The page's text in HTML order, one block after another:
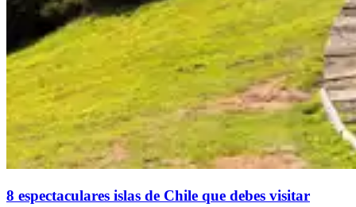
8 espectaculares islas de Chile que debes visitar